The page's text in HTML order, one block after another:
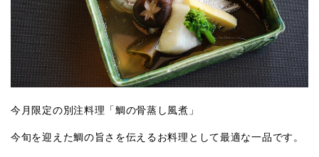
今月限定の別注料理「鯛の骨蒸し風煮」
今旬を迎えた鯛の旨さを伝えるお料理として最適な一品です。